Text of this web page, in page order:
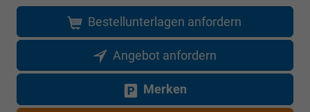
Bestellunterlagen anfordern
Angebot anfordern
Merken